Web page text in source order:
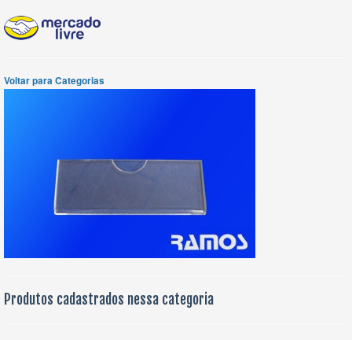
Voltar para Categorias
Produtos cadastrados nessa categoria